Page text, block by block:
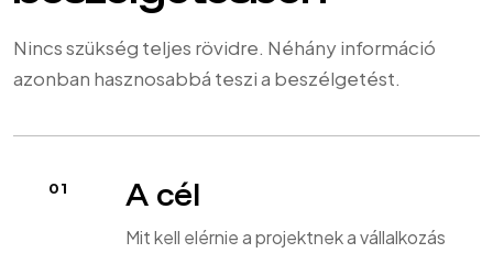
Nincs szükség teljes rövidre. Néhány információ
azonban hasznosabbá teszi a beszélgetést.
A cél
Mit kell elérnie a projektnek a vállalkozás